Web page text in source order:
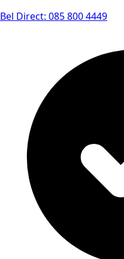
Bel Direct: 085 800 4449